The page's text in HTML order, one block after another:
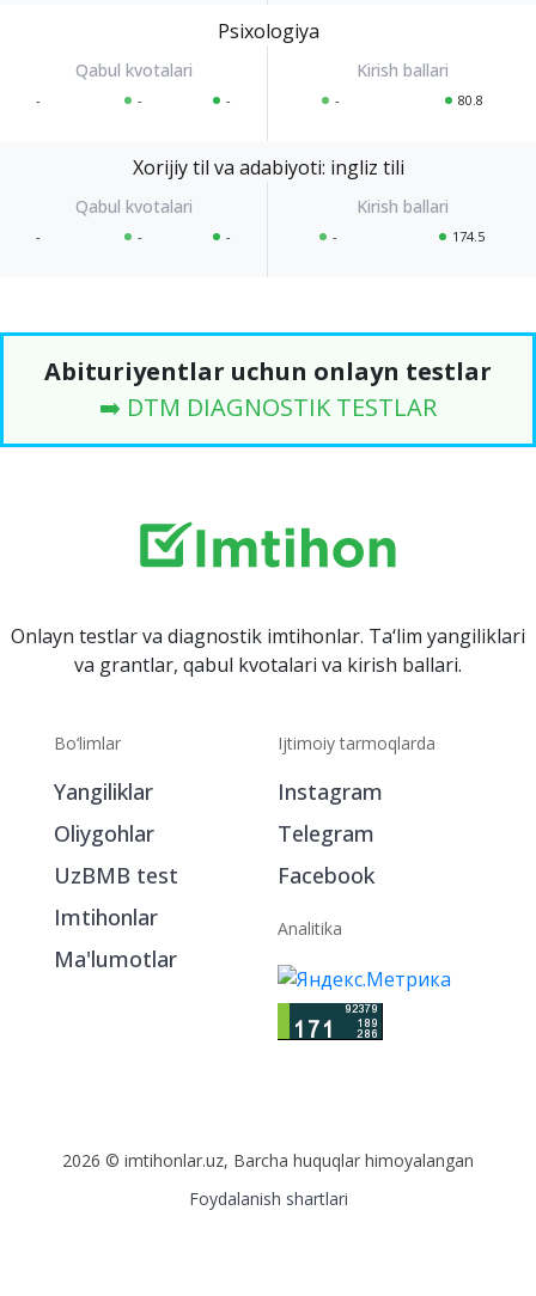
Psixologiya
- - - - 80.8
Xorijiy til va adabiyoti: ingliz tili
- - - - 174.5
Abituriyentlar uchun onlayn testlar
➡️ DTM DIAGNOSTIK TESTLAR
Onlayn testlar va diagnostik imtihonlar. Ta‘lim yangiliklari
va grantlar, qabul kvotalari va kirish ballari.
Bo‘limlar
Yangiliklar
Oliygohlar
UzBMB test
Imtihonlar
Ma'lumotlar
Ijtimoiy tarmoqlarda
Instagram
Telegram
Facebook
Analitika
2026 © imtihonlar.uz, Barcha huquqlar himoyalangan
Foydalanish shartlari